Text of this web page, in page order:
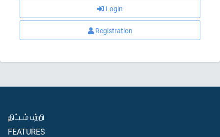
Login
Registration
திட்டம் பற்றி
FEATURES